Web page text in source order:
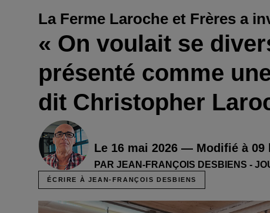
La Ferme Laroche et Frères a
« On voulait se
présenté comme
dit Christopher
Le 16 mai 2026 — Modifié à 09
PAR JEAN-FRANÇOIS DESBIENS -
ÉCRIRE À JEAN-FRANÇOIS DESBIENS